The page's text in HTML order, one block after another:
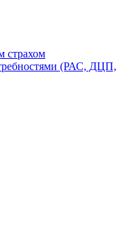
страхом
(РАС, ДЦП,